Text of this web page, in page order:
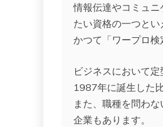
情報伝達やコミュ
たい資格の一つとい
かつて「ワープロ検
ビジネスにおいて
1987年に誕生した
また、職種を問わ
企業もあります。